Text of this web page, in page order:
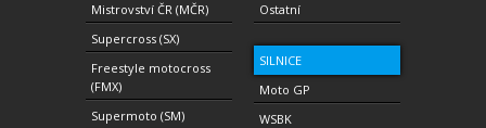
Mistrovství ČR (MČR)
Supercross (SX)
Freestyle motocross
(FMX)
Supermoto (SM)
Ostatní
SILNICE
Moto GP
WSBK